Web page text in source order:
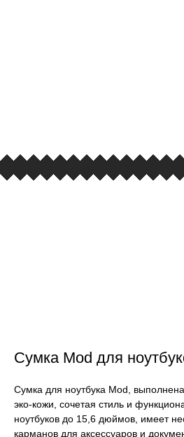
Сумка Mod для
Сумка для ноутбука Mod,
эко-кожи, сочетая стиль и
ноутбуков до 15,6 дюймов, имеет
карманов для аксессуаров и